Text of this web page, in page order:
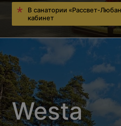
В санатории «Рассвет-
кабинет
Westa